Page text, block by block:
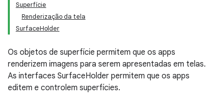
Superfície
Renderização da tela
SurfaceHolder
Os objetos de superfície permitem que os apps
renderizem imagens para serem apresentadas em telas.
As interfaces SurfaceHolder permitem que os apps
editem e controlem superfícies.